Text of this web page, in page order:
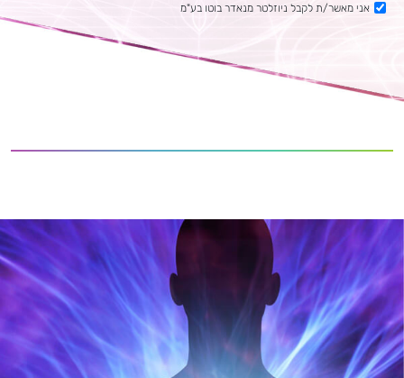
אני מאשר/ת לקבל ניוזלטר מנאדר בוטו בע"מ